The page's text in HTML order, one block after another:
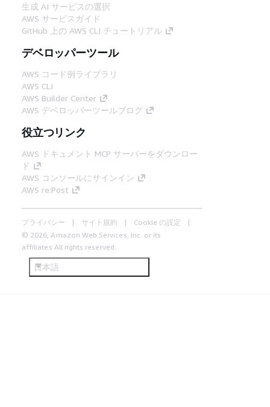
生成 AI サービスの選択
AWS サービスガイド
GitHub 上の AWS CLI チュートリアル
デベロッパーツール
AWS コード例ライブラリ
AWS CLI
AWS Builder Center
AWS デベロッパーツールブログ
役立つリンク
AWS ドキュメント MCP サーバーをダウンロー
ド
AWS コンソールにサインイン
AWS re:Post
プライバシー サイト規約
Cookie の設定
© 2026, Amazon Web Services, Inc. or its
affiliates.All rights reserved.
日本語